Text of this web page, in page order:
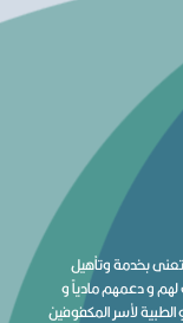
تعنى بخدمة وتأهيل
و دعمهم مادياً و
الطبية لأسر المكفوفين